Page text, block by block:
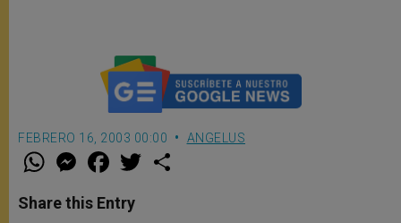
FEBRERO 16, 2003 00:00 ANGELUS
W
t
s
M
e
s
e
F
a
e
b
w
Share this Entry